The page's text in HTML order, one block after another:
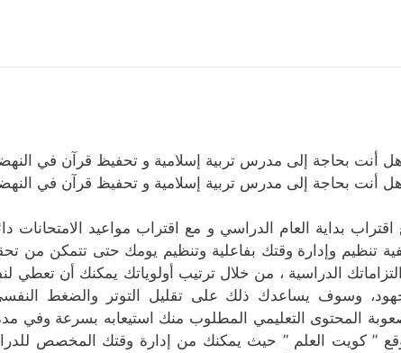
أنت بحاجة إلى مدرس تربية إسلامية و تحفيظ قرآن في
أنت بحاجة إلى مدرس تربية إسلامية و تحفيظ قرآن في
اقتراب بداية العام الدراسي و مع اقتراب مواعيد
تنظيم وإدارة وقتك بفاعلية وتنظيم يومك حتى تتمكن من
الدراسية ، من خلال ترتيب أولوياتك يمكنك أن
وسوف يساعدك ذلك على تقليل التوتر والضغط
المحتوى التعليمي المطلوب منك استيعابه بسرعة وفي
” كويت العلم ” حيث يمكنك من إدارة وقتك المخصص